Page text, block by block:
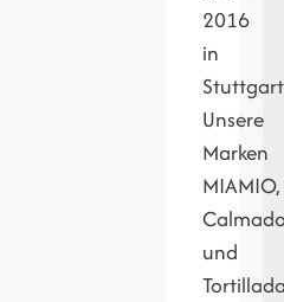
2016
in
Unsere
Marken
MIAMIO,
und